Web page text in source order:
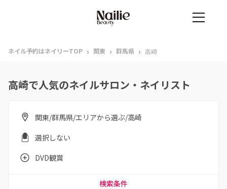
ネイル予約はネイリーTOP › 関東 › 群馬県 › 高崎
高崎で人気のネイルサロン・ネイリスト
関東/群馬県/エリアから選ぶ/高崎
選択しない
DVD観賞
検索条件